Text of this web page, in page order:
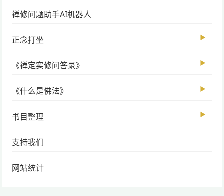
禅修问题助手AI机器人
正念打坐 ▶
《禅定实修问答录》 ▶
《什么是佛法》 ▶
书目整理 ▶
支持我们
网站统计